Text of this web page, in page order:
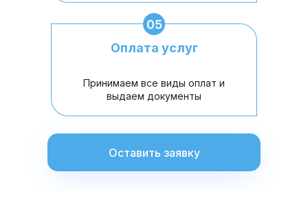
Оплата услуг
05
Принимаем все виды оплат и
выдаем документы
Оставить заявку